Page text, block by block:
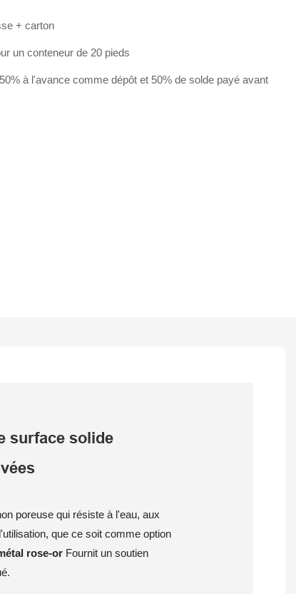
+ carton
un conteneur de 20 pieds
à l'avance comme dépôt et 50% de solde payé avant
surface solide
poreuse qui résiste à l'eau, aux
que ce soit comme option
rose-or Fournit un soutien